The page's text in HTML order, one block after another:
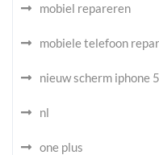
mobiel repareren
mobiele telefoon
nieuw scherm iphone
nl
one plus